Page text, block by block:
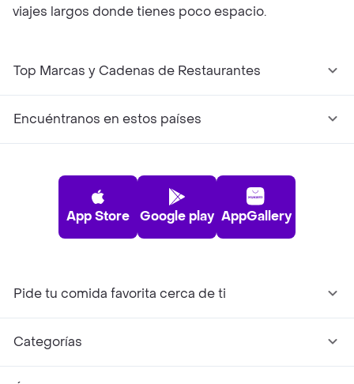
viajes largos donde tienes poco espacio.
Top Marcas y Cadenas de Restaurantes
Encuéntranos en estos países
App Store Google play AppGallery
Pide tu comida favorita cerca de ti
Categorías